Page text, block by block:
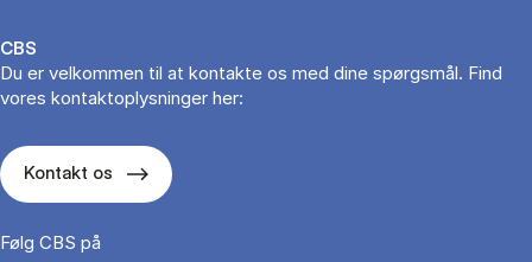
CBS
Du er velkommen til at kontakte os med dine spørgsmål. Find
vores kontaktoplysninger her:
Kontakt os
Følg CBS på